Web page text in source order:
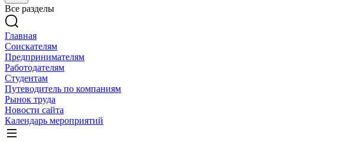
Все разделы
Главная
Соискателям
Предпринимателям
Работодателям
Студентам
Путеводитель по компаниям
Рынок труда
Новости сайта
Календарь мероприятий